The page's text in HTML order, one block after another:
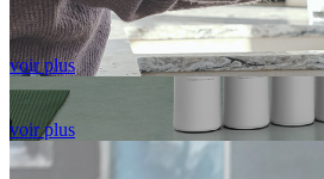
voir plus
voir plus